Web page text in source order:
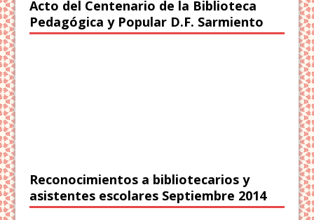
Acto del Centenario de la Biblioteca
Pedagógica y Popular D.F. Sarmiento
Reconocimientos a bibliotecarios y
asistentes escolares Septiembre 2014